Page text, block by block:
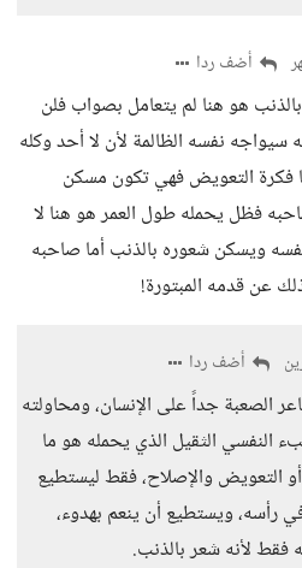
أضف ردا
هو هنا لم يتعامل بصواب فلن
سيواجه نفسه الظالمة لأن لا أحد وكله
فكرة التعويض فهي تكون مسكن
فظل يحمله طول العمر هو هنا لا
ويسكن شعوره بالذنب أما صاحبه
عن قدمه المبتورة!
أضف ردا
الصعبة جداً على الإنسان، ومحاولته
النفسي الثقيل الذي يحمله هو ما
أو التعويض والإصلاح، فقط ليستطيع
ويستطيع أن ينعم بهدوء،
فقط لأنه شعر بالذنب.